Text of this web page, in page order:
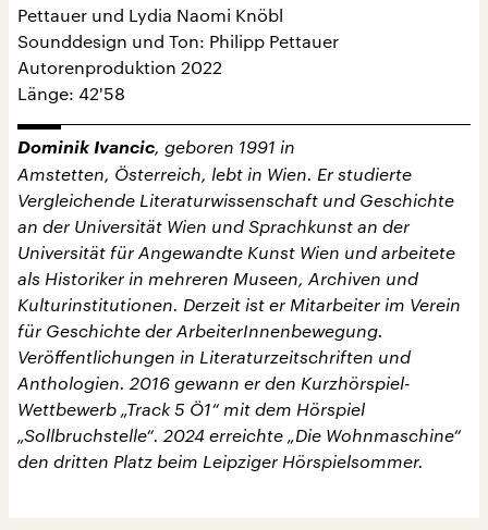
Pettauer und Lydia Naomi Knöbl
Sounddesign und Ton: Philipp Pettauer
Autorenproduktion 2022
Länge: 42'58
Dominik Ivancic, geboren 1991 in
Amstetten, Österreich, lebt in Wien. Er studierte
Vergleichende Literaturwissenschaft und Geschichte
an der Universität Wien und Sprachkunst an der
Universität für Angewandte Kunst Wien und arbeitete
als Historiker in mehreren Museen, Archiven und
Kulturinstitutionen. Derzeit ist er Mitarbeiter im Verein
für Geschichte der ArbeiterInnenbewegung.
Veröffentlichungen in Literaturzeitschriften und
Anthologien. 2016 gewann er den Kurzhörspiel-
Wettbewerb „Track 5 Ö1“ mit dem Hörspiel
„Sollbruchstelle“. 2024 erreichte „Die Wohnmaschine“
den dritten Platz beim Leipziger Hörspielsommer.